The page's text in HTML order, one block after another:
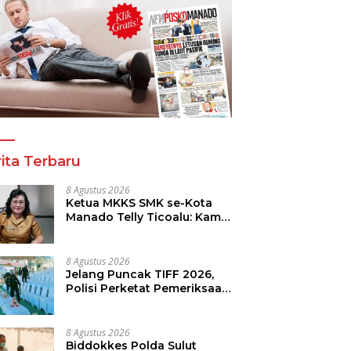
Terbaru
8 Agustus 2026
Ketua MKKS SMK se-Kota
Manado Telly Ticoalu: Kami
Rondonuwu
8 Agustus 2026
Jelang Puncak TIFF 2026,
Polisi Perketat Pemeriksaan
8 Agustus 2026
Biddokkes Polda Sulut